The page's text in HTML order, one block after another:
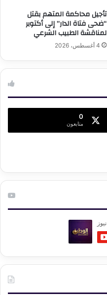
تأجيل محاكمة المتهم بقتل
“ضحى فتاة الدار” إلى أكتوبر
لمناقشة الطبيب الشرعي
4 أغسطس، 2026
0
متابعون